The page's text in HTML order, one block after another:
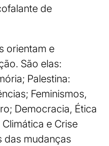
de
orientam e
São elas:
Palestina:
Feminismos,
Democracia, Ética
e Crise
das mudanças